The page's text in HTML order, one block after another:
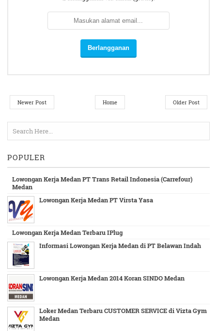
Newer Post Older Post
Home
POPULER
Lowongan Kerja Medan PT Trans Retail Indonesia (Carrefour)
Medan
Lowongan Kerja Medan PT Virsta Yasa
Lowongan Kerja Medan Terbaru IPlug
Informasi Lowongan Kerja Medan di PT Belawan Indah
Lowongan Kerja Medan 2014 Koran SINDO Medan
Loker Medan Terbaru CUSTOMER SERVICE di Vizta Gym
Medan